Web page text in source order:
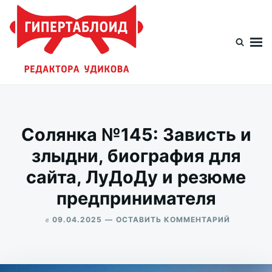
Перейти
содержимому
Искать:
Солянка №145: Зависть и
злыдни, биография для
сайта, ЛуДоДу и резюме
предпринимателя
в 09.04.2025 ОСТАВИТЬ КОММЕНТАРИЙ
И